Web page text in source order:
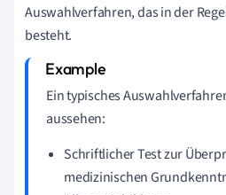
Auswahlverfahren, das in der
besteht.
Ein typisches
aussehen:
Schriftlicher Test zur
medizinischen